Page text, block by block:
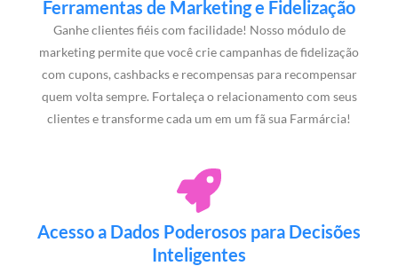
Ferramentas de Marketing e Fidelização
Ganhe clientes fiéis com facilidade! Nosso módulo de
marketing permite que você crie campanhas de fidelização
com cupons, cashbacks e recompensas para recompensar
quem volta sempre. Fortaleça o relacionamento com seus
clientes e transforme cada um em um fã sua Farmárcia!
Acesso a Dados Poderosos para Decisões
Inteligentes